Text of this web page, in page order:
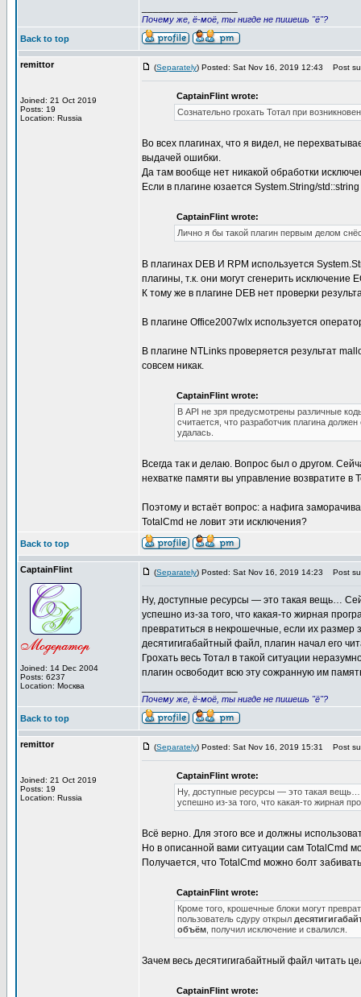
Почему же, ё-моё, ты нигде не пишешь "ё"?
Back to top
remittor
Joined: 21 Oct 2019
Posts: 19
Location: Russia
(Separately) Posted: Sat Nov 16, 2019 12:43 Post
CaptainFlint wrote:
Сознательно грохать Тотал при
Во всех плагинах, что я видел, не
выдачей ошибки.
Да там вообще нет никакой обработки
Если в плагине юзается System.String/
CaptainFlint wrote:
Лично я бы такой плагин первым делом
В плагинах DEB И RPM используется
плагины, т.к. они могут сгенерить исключение
К тому же в плагине DEB нет проверки
В плагине Office2007wlx используется
В плагине NTLinks проверяется результат
совсем никак.
CaptainFlint wrote:
В API не зря предусмотрены различные
считается, что разработчик плагина
удалась.
Всегда так и делаю. Вопрос был о другом.
нехватке памяти вы управление возвратите в
Поэтому и встаёт вопрос: а нафига
TotalCmd не ловит эти исключения?
Back to top
CaptainFlint
Joined: 14 Dec 2004
Posts: 6237
Location: Москва
(Separately) Posted: Sat Nov 16, 2019 14:23 Post
Ну, доступные ресурсы — это такая вещь…
успешно из-за того, что какая-то жирная
превратиться в некрошечные, если их размер
десятигигабайтный файл, плагин начал его
Грохать весь Тотал в такой ситуации
плагин освободит всю эту сожранную им
Почему же, ё-моё, ты нигде не пишешь "ё"?
Back to top
remittor
Joined: 21 Oct 2019
Posts: 19
Location: Russia
(Separately) Posted: Sat Nov 16, 2019 15:31 Post
CaptainFlint wrote:
Ну, доступные ресурсы — это такая вещь…
успешно из-за того, что какая-то жирная
Всё верно. Для этого все и должны
Но в описанной вами ситуации сам TotalCmd
Получается, что TotalCmd можно болт
CaptainFlint wrote:
Кроме того, крошечные блоки могут
пользователь сдуру открыл
объём , получил исключение и свалился.
Зачем весь десятигигабайтный файл читать
CaptainFlint wrote: